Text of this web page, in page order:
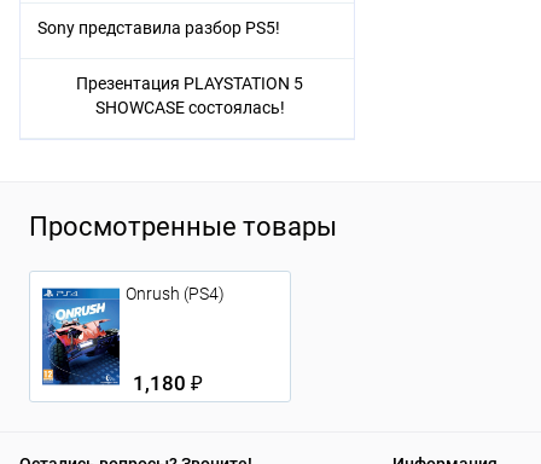
Sony представила разбор PS5!
Презентация PLAYSTATION 5
SHOWCASE состоялась!
Просмотренные товары
Onrush (PS4)
1,180 ₽